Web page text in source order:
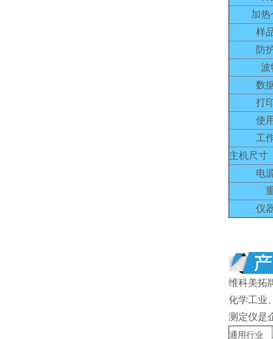
加热
样
防
波
数
打
使
工
主机尺寸
电
仪
维科美拓
化学工业
测定仪是
通用行业